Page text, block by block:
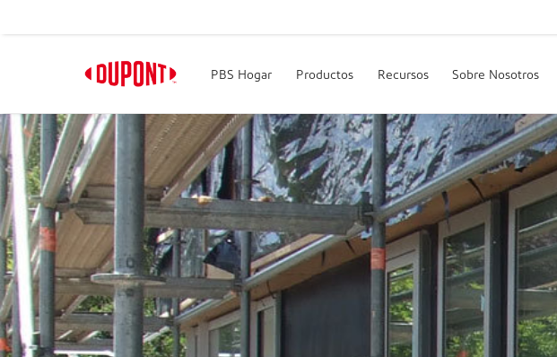
PBS Hogar Productos Recursos Sobre Nosotros